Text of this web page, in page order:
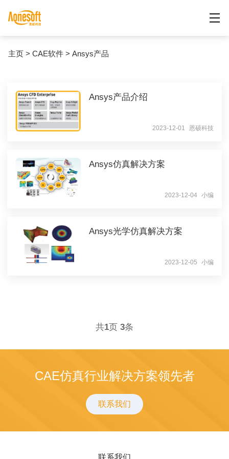
主页 > CAE软件 > Ansys产品
Ansys产品介绍
2023-12-01 恩硕科技
Ansys仿真解决方案
2023-12-04 小编
Ansys光学仿真解决方案
2023-12-05 小编
共1页 3条
CAE仿真行业解决方案领先者
联系我们
联系我们